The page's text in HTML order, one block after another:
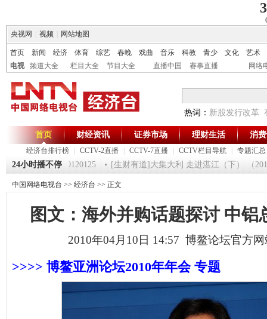
央视网
视频 网站地图
首页 新闻 经济 体育 综艺 春晚 戏曲 音乐 科教 青少 文化
艺术
电视
频道大全 栏目大全 节目大全 直播中国 赛事直播 网络
热词： 新股发行改革
首页
经济台排行榜 CCTV-2直播 CCTV-7直播 CCTV栏目导航 专题汇总
财经资讯 证券市场 理财生活 消
24小时播不停
《第一时间》 20120125 [生财有道]大集大利 走进湛江（下） （
中国网络电视台 >> 经济台 >> 正文
图文：海外并购话题探讨 中铝
2010年04月10日 14:57 博鳌论坛官方
>>>> 博鳌亚洲论坛2010年年会 专题